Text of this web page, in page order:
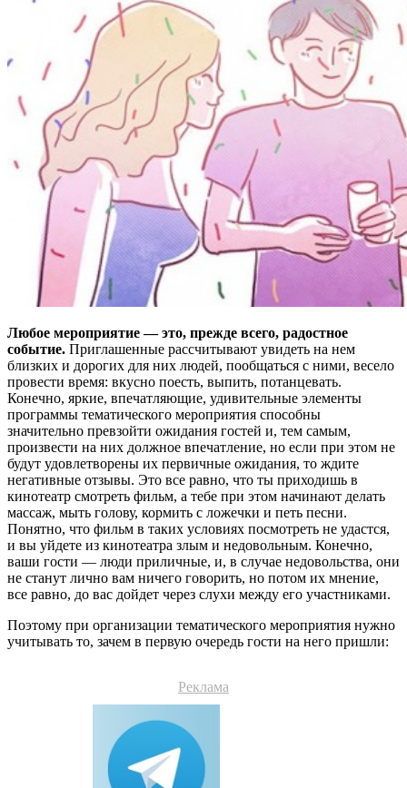
Любое мероприятие — это, прежде всего, радостное
событие. Приглашенные рассчитывают увидеть на нем
близких и дорогих для них людей, пообщаться с ними, весело
провести время: вкусно поесть, выпить, потанцевать.
Конечно, яркие, впечатляющие, удивительные элементы
программы тематического мероприятия способны
значительно превзойти ожидания гостей и, тем самым,
произвести на них должное впечатление, но если при этом не
будут удовлетворены их первичные ожидания, то ждите
негативные отзывы. Это все равно, что ты приходишь в
кинотеатр смотреть фильм, а тебе при этом начинают делать
массаж, мыть голову, кормить с ложечки и петь песни.
Понятно, что фильм в таких условиях посмотреть не удастся,
и вы уйдете из кинотеатра злым и недовольным. Конечно,
ваши гости — люди приличные, и, в случае недовольства, они
не станут лично вам ничего говорить, но потом их мнение,
все равно, до вас дойдет через слухи между его участниками.
Поэтому при организации тематического мероприятия нужно
учитывать то, зачем в первую очередь гости на него пришли:
Реклама